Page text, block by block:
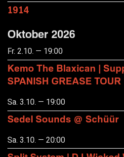
1914
Oktober 2026
Fr. 2.10. — 19:00
Kemo The Blaxican |
SPANISH GREASE TOUR
Sa. 3.10. — 19:00
Sedel Sounds @ Schüür
Sa. 3.10. — 20:00